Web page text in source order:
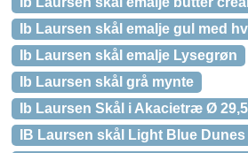
Ib Laursen skål emalje gul med
Ib Laursen skål emalje Lysegrøn
Ib Laursen skål grå mynte
Ib Laursen Skål i Akacietræ Ø 29,5
IB Laursen skål Light Blue Dunes